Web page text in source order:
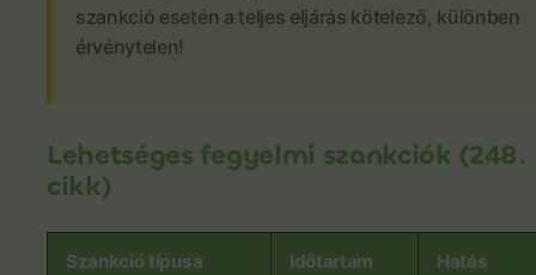
szankció esetén a teljes eljárás kötelező, különben
érvénytelen!
Lehetséges fegyelmi szankciók (248.
cikk)
Szankció típusa Időtartam Hatás